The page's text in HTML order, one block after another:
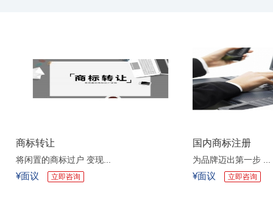
商标转让
将闲置的商标过户 变现...
¥面议 立即咨询
国内商标注册
为品牌迈出第一步 ...
¥面议 立即咨询